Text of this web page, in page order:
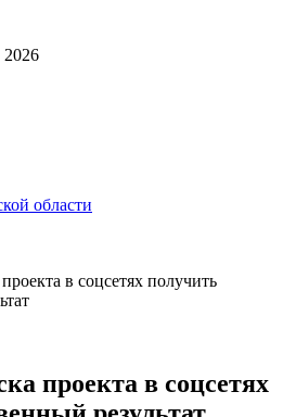
2026
области
в соцсетях получить
проекта в соцсетях